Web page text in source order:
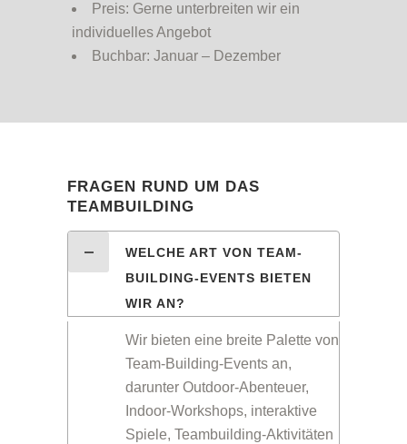
Preis: Gerne unterbreiten wir ein
individuelles Angebot
Buchbar: Januar – Dezember
FRAGEN RUND UM DAS
TEAMBUILDING
WELCHE ART VON TEAM-
BUILDING-EVENTS BIETEN
WIR AN?
Wir bieten eine breite Palette von
Team-Building-Events an,
darunter Outdoor-Abenteuer,
Indoor-Workshops, interaktive
Spiele, Teambuilding-Aktivitäten